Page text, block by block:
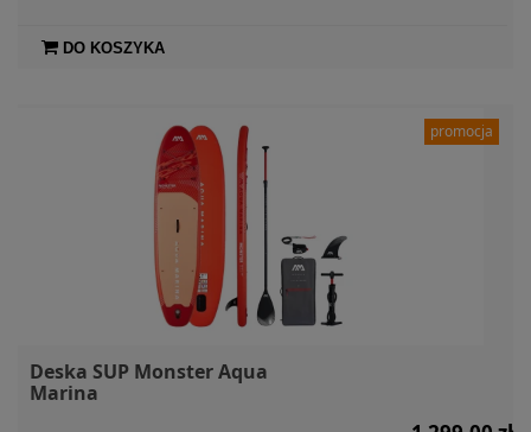
DO KOSZYKA
Deska SUP Monster Aqua
Marina
promocja